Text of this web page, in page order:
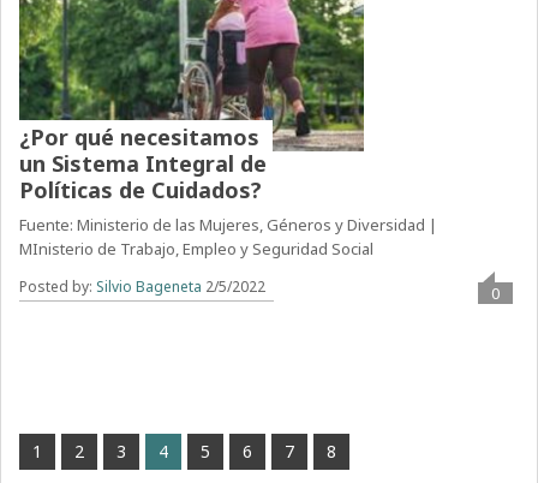
¿Por qué necesitamos
un Sistema Integral de
Políticas de Cuidados?
Fuente: Ministerio de las Mujeres, Géneros y Diversidad |
MInisterio de Trabajo, Empleo y Seguridad Social
Posted by: Silvio Bageneta 2/5/2022 0
1 2 3 4 5 6 7 8